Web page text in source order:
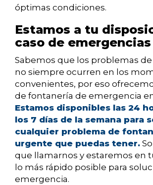
óptimas condiciones.
Estamos a tu
caso de emergencias
Sabemos que los problemas
no siempre ocurren en los
convenientes, por eso
de fontanería de emergencia
Estamos disponibles las 24
los 7 días de la semana para
cualquier problema de
urgente que puedas tener.
que llamarnos y estaremos en
lo más rápido posible para
emergencia.